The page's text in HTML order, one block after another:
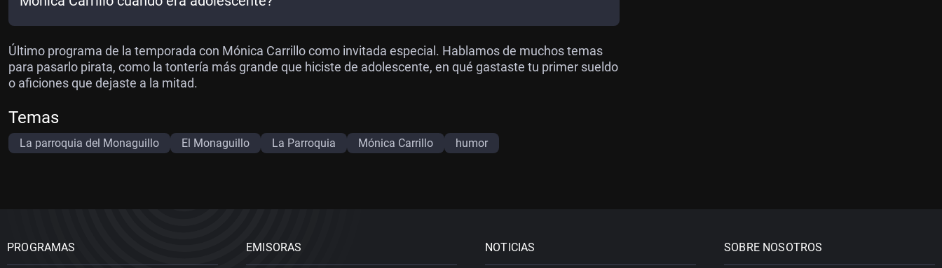
Último programa de la temporada con Mónica Carrillo como invitada especial. Hablamos de muchos temas
para pasarlo pirata, como la tontería más grande que hiciste de adolescente, en qué gastaste tu primer sueldo
o aficiones que dejaste a la mitad.
Temas
La parroquia del Monaguillo El Monaguillo La Parroquia Mónica Carrillo humor
PROGRAMAS EMISORAS NOTICIAS SOBRE NOSOTROS